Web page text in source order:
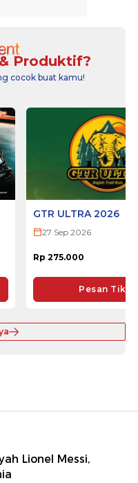
Produktif?
cocok buat kamu!
GTR ULTRA 2026
27 Sep 2026
Rp 275.000
Pesan Tiket
Lionel Messi,